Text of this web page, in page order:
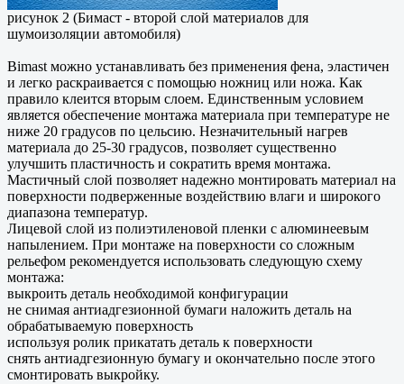
рисунок 2 (Бимаст - второй слой материалов для
шумоизоляции автомобиля)
Bimast можно устанавливать без применения фена, эластичен
и легко раскраивается с помощью ножниц или ножа. Как
правило клеится вторым слоем. Единственным условием
является обеспечение монтажа материала при температуре не
ниже 20 градусов по цельсию. Незначительный нагрев
материала до 25-30 градусов, позволяет существенно
улучшить пластичность и сократить время монтажа.
Мастичный слой позволяет надежно монтировать материал на
поверхности подверженные воздействию влаги и широкого
диапазона температур.
Лицевой слой из полиэтиленовой пленки с алюминеевым
напылением. При монтаже на поверхности со сложным
рельефом рекомендуется использовать следующую схему
монтажа:
выкроить деталь необходимой конфигурации
не снимая антиадгезионной бумаги наложить деталь на
обрабатываемую поверхность
используя ролик прикатать деталь к поверхности
снять антиадгезионную бумагу и окончательно после этого
смонтировать выкройку.